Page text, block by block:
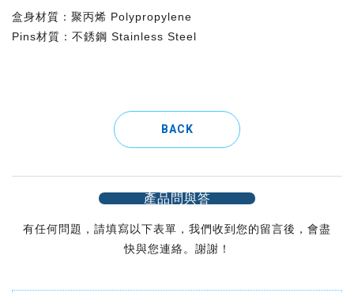
盒身材質：聚丙烯 Polypropylene
Pins材質：不銹鋼 Stainless Steel
BACK
產品問與答
有任何問題，請填寫以下表單，我們收到您的留言後，會盡
快與您連絡。謝謝！